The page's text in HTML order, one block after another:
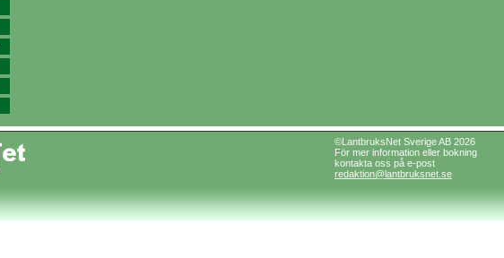
©LantbruksNet Sverige AB 2026
För mer information eller bokning
kontakta oss på e-post
redaktion@lantbruksnet.se